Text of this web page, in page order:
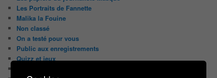
Les Portraits de Fannette
Malika la Fouine
Non classé
On a testé pour vous
Public aux enregistrements
Quizz et jeux